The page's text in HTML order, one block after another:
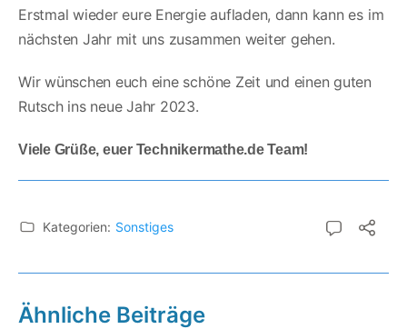
Erstmal wieder eure Energie aufladen, dann kann es im
nächsten Jahr mit uns zusammen weiter gehen.
Wir wünschen euch eine schöne Zeit und einen guten
Rutsch ins neue Jahr 2023.
Viele Grüße, euer Technikermathe.de Team!
Kategorien: Sonstiges
Ähnliche Beiträge